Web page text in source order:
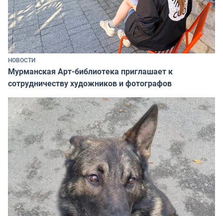
НОВОСТИ
Мурманская Арт-библиотека приглашает к
сотрудничеству художников и фотографов